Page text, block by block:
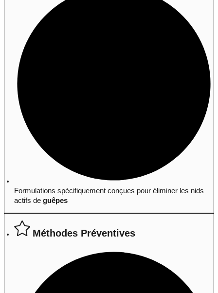
Formulations spécifiquement conçues pour éliminer les nids
actifs de guêpes
Méthodes Préventives